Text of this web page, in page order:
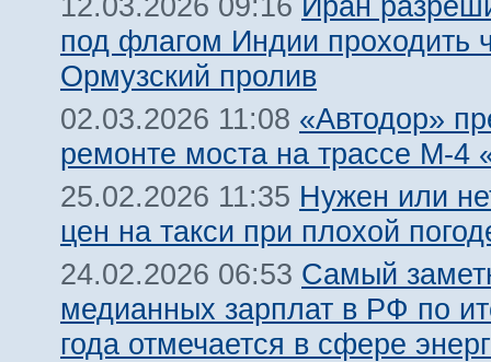
12.03.2026 09:16
под флагом Индии проходить
Ормузский пролив
02.03.2026 11:08 «Автодор»
ремонте моста на трассе М-4
25.02.2026 11:35 Нужен или
цен на такси при плохой
24.02.2026 06:53 Самый
медианных зарплат в РФ по
года отмечается в сфере